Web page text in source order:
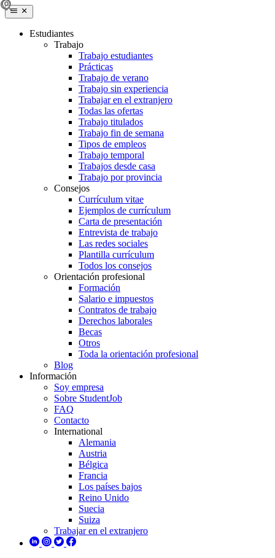
Estudiantes
Trabajo
Trabajo estudiantes
Prácticas
Trabajo de verano
Trabajo sin experiencia
Trabajar en el extranjero
Todas las ofertas
Trabajo titulados
Trabajo fin de semana
Tipos de empleos
Trabajo temporal
Trabajos desde casa
Trabajo por provincia
Consejos
Currículum vitae
Ejemplos de currículum
Carta de presentación
Entrevista de trabajo
Las redes sociales
Plantilla currículum
Todos los consejos
Orientación profesional
Formación
Salario e impuestos
Contratos de trabajo
Derechos laborales
Becas
Otros
Toda la orientación profesional
Blog
Información
Soy empresa
Sobre StudentJob
FAQ
Contacto
International
Alemania
Austria
Bélgica
Francia
Los países bajos
Reino Unido
Suecia
Suiza
Trabajar en el extranjero